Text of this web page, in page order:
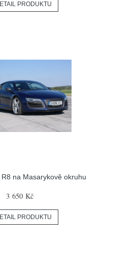
PRODUKTU
na Masarykově okruhu
3 650 Kč
PRODUKTU